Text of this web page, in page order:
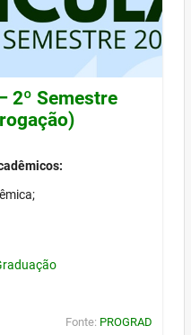
2º Semestre
Fonte: PROGRAD